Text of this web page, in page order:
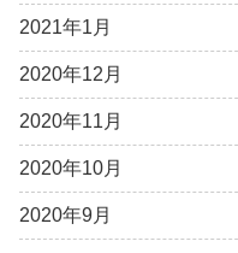
2021年1月
2020年12月
2020年11月
2020年10月
2020年9月